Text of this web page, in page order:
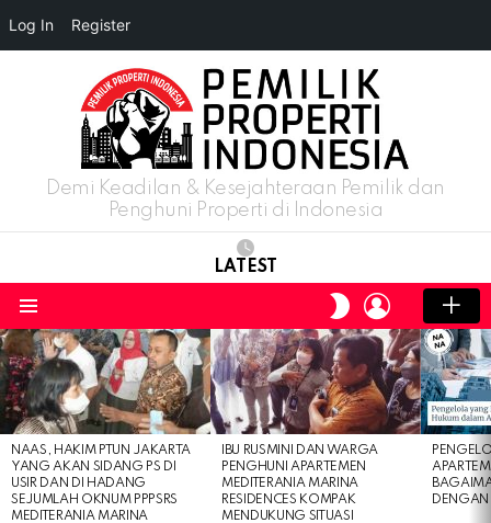
Demi Keadilan & Kesejahteraan Pemilik dan
Penghuni Properti di Indonesia
LATEST
SWITCH
SKIN
LOGIN
LATEST
STORIES
NAAS, HAKIM PTUN JAKARTA
YANG AKAN SIDANG PS DI
USIR DAN DI HADANG
SEJUMLAH OKNUM PPPSRS
MEDITERANIA MARINA
IBU RUSMINI DAN WARGA
PENGHUNI APARTEMEN
MEDITERANIA MARINA
RESIDENCES KOMPAK
MENDUKUNG SITUASI
DENGAN
Log In Register